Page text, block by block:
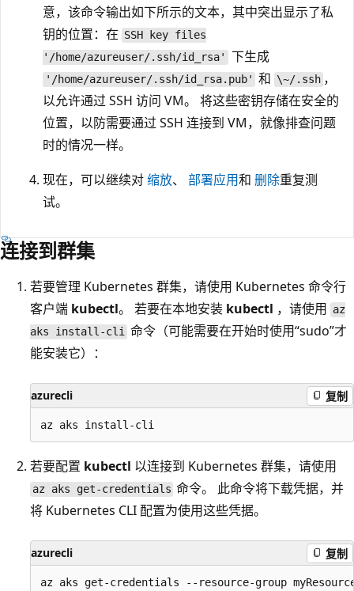
意，该命令输出如下所示的文本，其中突出显示了私
钥的位置：在 SSH key files
'/home/azureuser/.ssh/id_rsa'
下生成
'/home/azureuser/.ssh/id_rsa.pub' 和 \~/.ssh ，
以允许通过 SSH 访问 VM。 将这些密钥存储在安全的
位置，以防需要通过 SSH 连接到 VM，就像排查问题
时的情况一样。
现在，可以继续对缩放、 部署应用和 删除重复测
试。
连接到群集
若要管理 Kubernetes 群集，请使用 Kubernetes 命令行
客户端 kubectl。 若要在本地安装 kubectl ，请使用 az
aks install-cli 命令（可能需要在开始时使用“sudo”才
能安装它）：
azurecli 复制
若要配置 kubectl 以连接到 Kubernetes 群集，请使用
az aks get-credentials 命令。 此命令将下载凭据，并
将 Kubernetes CLI 配置为使用这些凭据。
azurecli 复制